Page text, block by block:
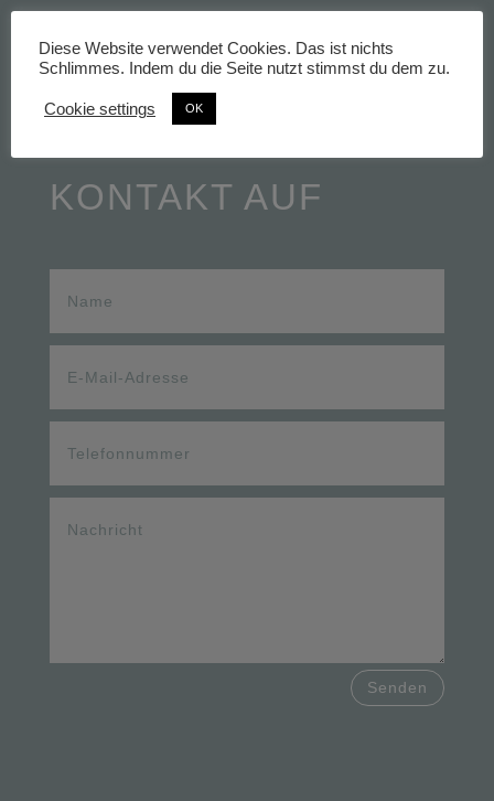
UNVERBINDLICH
KONTAKT AUF
Senden
Diese Website verwendet Cookies. Das ist nichts
Schlimmes. Indem du die Seite nutzt stimmst du dem zu.
Cookie settings OK